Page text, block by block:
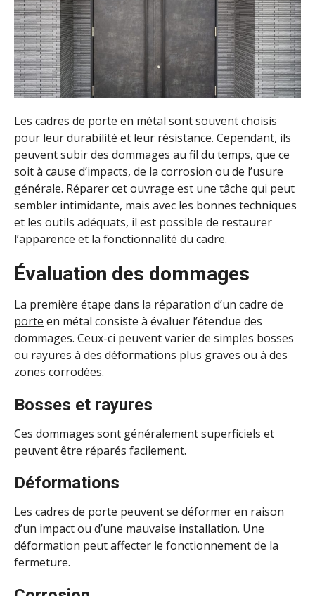
Les cadres de porte en métal sont souvent choisis
pour leur durabilité et leur résistance. Cependant, ils
peuvent subir des dommages au fil du temps, que ce
soit à cause d’impacts, de la corrosion ou de l’usure
générale. Réparer cet ouvrage est une tâche qui peut
sembler intimidante, mais avec les bonnes techniques
et les outils adéquats, il est possible de restaurer
l’apparence et la fonctionnalité du cadre.
Évaluation des dommages
La première étape dans la réparation d’un cadre de
porte en métal consiste à évaluer l’étendue des
dommages. Ceux-ci peuvent varier de simples bosses
ou rayures à des déformations plus graves ou à des
zones corrodées.
Bosses et rayures
Ces dommages sont généralement superficiels et
peuvent être réparés facilement.
Déformations
Les cadres de porte peuvent se déformer en raison
d’un impact ou d’une mauvaise installation. Une
déformation peut affecter le fonctionnement de la
fermeture.